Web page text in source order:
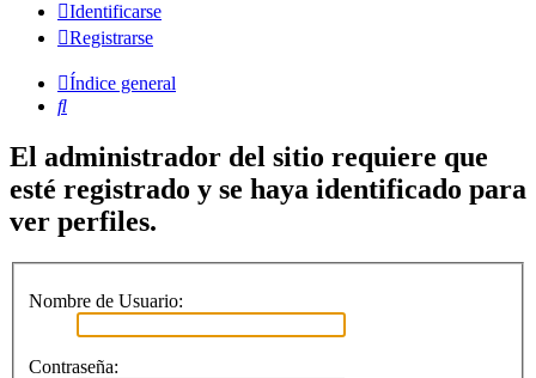
Identificarse
Registrarse
Índice general
Buscar
El administrador del sitio requiere que
esté registrado y se haya identificado para
ver perfiles.
Nombre de Usuario:
Contraseña: